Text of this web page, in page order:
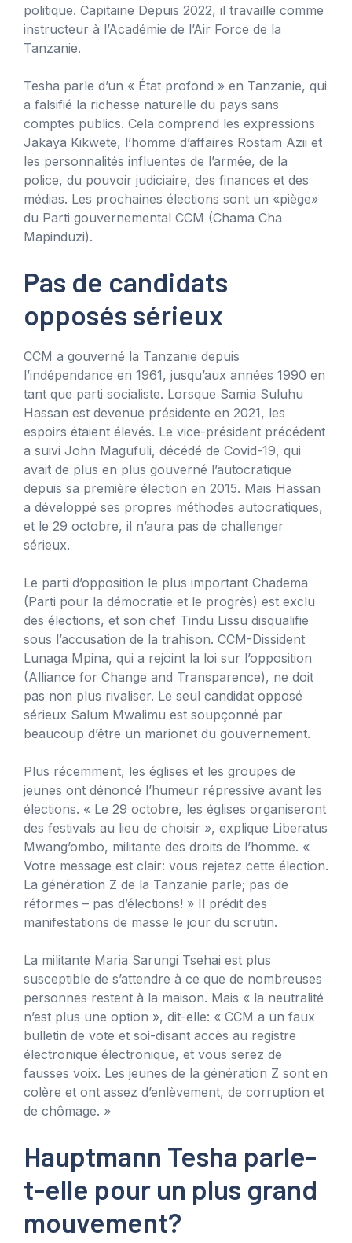
politique. Capitaine Depuis 2022, il travaille comme
instructeur à l’Académie de l’Air Force de la
Tanzanie.
Tesha parle d’un « État profond » en Tanzanie, qui
a falsifié la richesse naturelle du pays sans
comptes publics. Cela comprend les expressions
Jakaya Kikwete, l’homme d’affaires Rostam Azii et
les personnalités influentes de l’armée, de la
police, du pouvoir judiciaire, des finances et des
médias. Les prochaines élections sont un «piège»
du Parti gouvernemental CCM (Chama Cha
Mapinduzi).
Pas de candidats
opposés sérieux
CCM a gouverné la Tanzanie depuis
l’indépendance en 1961, jusqu’aux années 1990 en
tant que parti socialiste. Lorsque Samia Suluhu
Hassan est devenue présidente en 2021, les
espoirs étaient élevés. Le vice-président précédent
a suivi John Magufuli, décédé de Covid-19, qui
avait de plus en plus gouverné l’autocratique
depuis sa première élection en 2015. Mais Hassan
a développé ses propres méthodes autocratiques,
et le 29 octobre, il n’aura pas de challenger
sérieux.
Le parti d’opposition le plus important Chadema
(Parti pour la démocratie et le progrès) est exclu
des élections, et son chef Tindu Lissu disqualifie
sous l’accusation de la trahison. CCM-Dissident
Lunaga Mpina, qui a rejoint la loi sur l’opposition
(Alliance for Change and Transparence), ne doit
pas non plus rivaliser. Le seul candidat opposé
sérieux Salum Mwalimu est soupçonné par
beaucoup d’être un marionet du gouvernement.
Plus récemment, les églises et les groupes de
jeunes ont dénoncé l’humeur répressive avant les
élections. « Le 29 octobre, les églises organiseront
des festivals au lieu de choisir », explique Liberatus
Mwang’ombo, militante des droits de l’homme. «
Votre message est clair: vous rejetez cette élection.
La génération Z de la Tanzanie parle; pas de
réformes – pas d’élections! » Il prédit des
manifestations de masse le jour du scrutin.
La militante Maria Sarungi Tsehai est plus
susceptible de s’attendre à ce que de nombreuses
personnes restent à la maison. Mais « la neutralité
n’est plus une option », dit-elle: « CCM a un faux
bulletin de vote et soi-disant accès au registre
électronique électronique, et vous serez de
fausses voix. Les jeunes de la génération Z sont en
colère et ont assez d’enlèvement, de corruption et
de chômage. »
Hauptmann Tesha parle-
t-elle pour un plus grand
mouvement?